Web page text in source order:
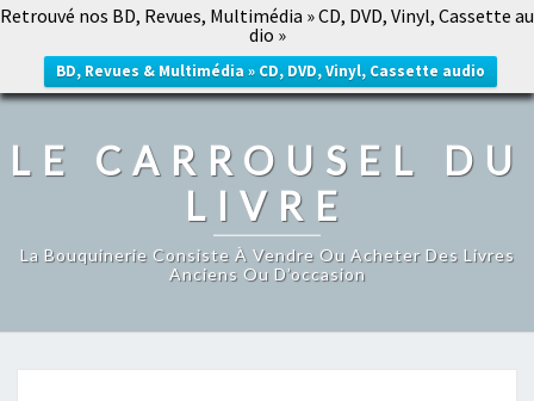
Retrouvé nos BD, Revues, Multimédia » CD, DVD, Vinyl, Cassette au
dio »
BD, Revues & Multimédia » CD, DVD, Vinyl, Cassette audio
LE CARROUSEL DU LIVRE
LE CARROUSEL DU
LIVRE
La Bouquinerie Consiste À Vendre Ou Acheter Des Livres
Anciens Ou D’occasion